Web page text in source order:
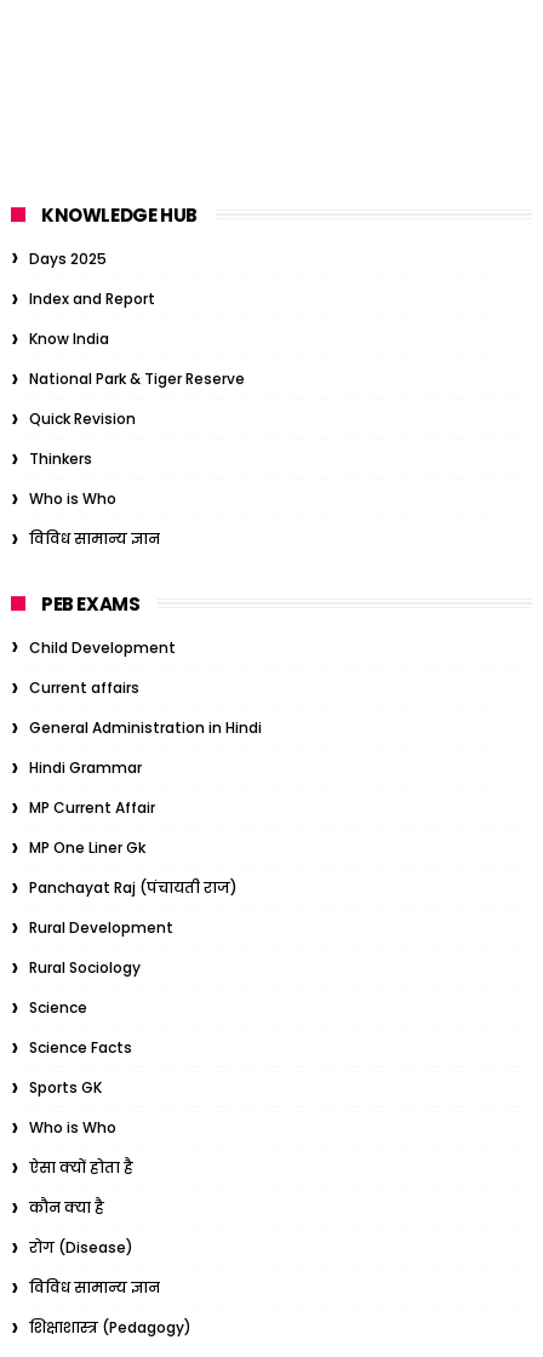
KNOWLEDGE HUB
Days 2025
Index and Report
Know India
National Park & Tiger Reserve
Quick Revision
Thinkers
Who is Who
विविध सामान्य ज्ञान
PEB EXAMS
Child Development
Current affairs
General Administration in Hindi
Hindi Grammar
MP Current Affair
MP One Liner Gk
Panchayat Raj (पंचायती राज)
Rural Development
Rural Sociology
Science
Science Facts
Sports GK
Who is Who
ऐसा क्यों होता है
कौन क्या है
रोग (Disease)
विविध सामान्य ज्ञान
शिक्षाशास्त्र (Pedagogy)